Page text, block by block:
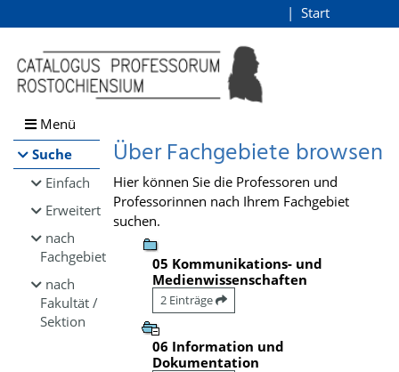
Browsen
direkt zum Inhalt
Start
Menü
Suche
Einfach
Erweitert
nach
Fachgebiet
nach
Fakultät /
Sektion
Über Fachgebiete browsen
Hier können Sie die Professoren und
Professorinnen nach Ihrem Fachgebiet
suchen.
05 Kommunikations- und
Medienwissenschaften
2 Einträge
06 Information und
Dokumentation